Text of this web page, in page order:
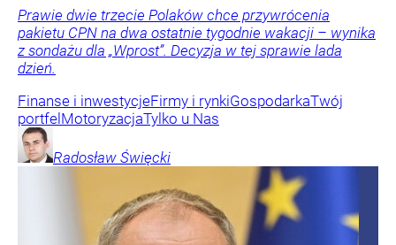
Prawie dwie trzecie Polaków chce przywrócenia
pakietu CPN na dwa ostatnie tygodnie wakacji – wynika
z sondażu dla „Wprost”. Decyzja w tej sprawie lada
dzień.
Finanse i inwestycjeFirmy i rynkiGospodarkaTwój
portfel MotoryzacjaTylko u Nas
Radosław Święcki